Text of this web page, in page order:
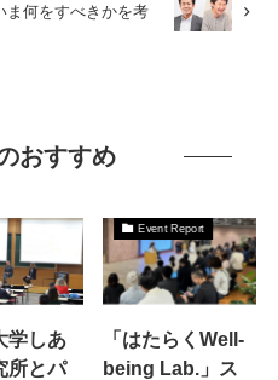
ま何をすべきかを考
おすすめ
学しあ
所とパ
Event Report
「はたらくWell-
being Lab.」ス